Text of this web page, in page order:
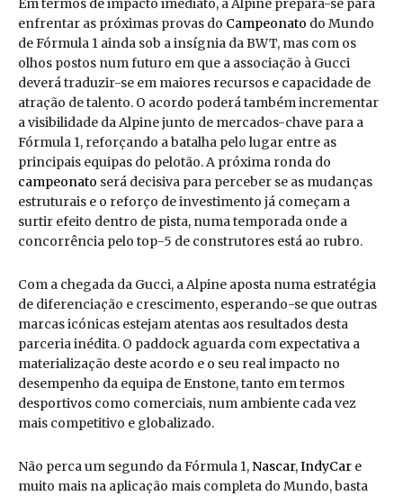
Em termos de impacto imediato, a Alpine prepara-se para
enfrentar as próximas provas do Campeonato do Mundo
de Fórmula 1 ainda sob a insígnia da BWT, mas com os
olhos postos num futuro em que a associação à Gucci
deverá traduzir-se em maiores recursos e capacidade de
atração de talento. O acordo poderá também incrementar
a visibilidade da Alpine junto de mercados-chave para a
Fórmula 1, reforçando a batalha pelo lugar entre as
principais equipas do pelotão. A próxima ronda do
campeonato será decisiva para perceber se as mudanças
estruturais e o reforço de investimento já começam a
surtir efeito dentro de pista, numa temporada onde a
concorrência pelo top-5 de construtores está ao rubro.
Com a chegada da Gucci, a Alpine aposta numa estratégia
de diferenciação e crescimento, esperando-se que outras
marcas icónicas estejam atentas aos resultados desta
parceria inédita. O paddock aguarda com expectativa a
materialização deste acordo e o seu real impacto no
desempenho da equipa de Enstone, tanto em termos
desportivos como comerciais, num ambiente cada vez
mais competitivo e globalizado.
Não perca um segundo da Fórmula 1, Nascar,IndyCar e
muito mais na aplicação mais completa do Mundo, basta